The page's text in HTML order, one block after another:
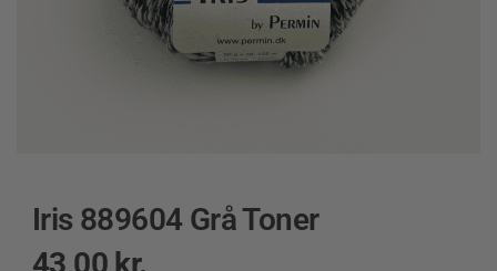
Iris 889604 Grå Toner
43,00 kr.